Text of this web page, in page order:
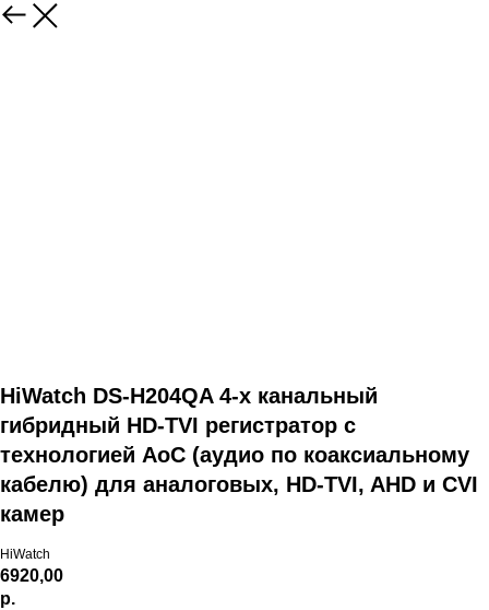
HiWatch DS-H204QA 4-х канальный
гибридный HD-TVI регистратор c
технологией AoC (аудио по коаксиальному
кабелю) для аналоговых, HD-TVI, AHD и CVI
камер
HiWatch
6920,00
р.